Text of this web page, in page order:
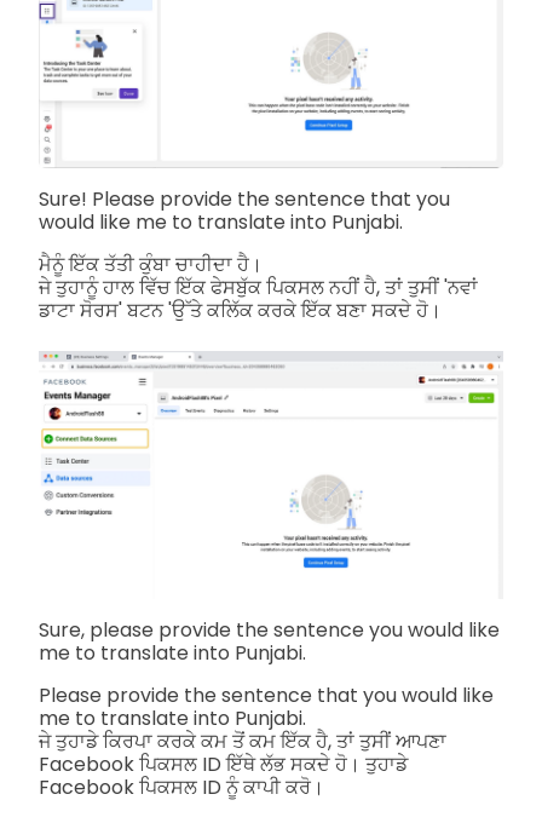
Sure! Please provide the sentence that you
would like me to translate into Punjabi.
ਮੈਨੂੰ ਇੱਕ ਤੱਤੀ ਕੁੰਬਾ ਚਾਹੀਦਾ ਹੈ।
ਜੇ ਤੁਹਾਨੂੰ ਹਾਲ ਵਿੱਚ ਇੱਕ ਫੇਸਬੁੱਕ ਪਿਕਸਲ ਨਹੀਂ ਹੈ, ਤਾਂ ਤੁਸੀਂ 'ਨਵਾਂ
ਡਾਟਾ ਸੋਰਸ' ਬਟਨ 'ਉੱਤੇ ਕਲਿੱਕ ਕਰਕੇ ਇੱਕ ਬਣਾ ਸਕਦੇ ਹੋ।
Sure, please provide the sentence you would like
me to translate into Punjabi.
Please provide the sentence that you would like
me to translate into Punjabi.
ਜੇ ਤੁਹਾਡੇ ਕਿਰਪਾ ਕਰਕੇ ਕਮ ਤੋਂ ਕਮ ਇੱਕ ਹੈ, ਤਾਂ ਤੁਸੀਂ ਆਪਣਾ
Facebook ਪਿਕਸਲ ID ਇੱਥੇ ਲੱਭ ਸਕਦੇ ਹੋ। ਤੁਹਾਡੇ
Facebook ਪਿਕਸਲ ID ਨੂੰ ਕਾਪੀ ਕਰੋ।